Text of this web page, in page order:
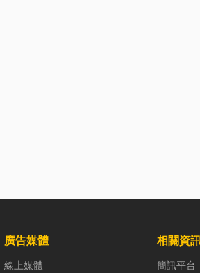
廣告媒體
線上媒體
相關資
簡訊平台